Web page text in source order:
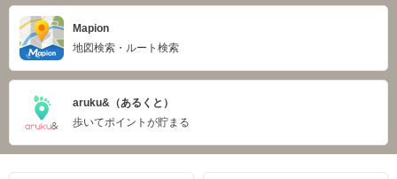
Mapion
地図検索・ルート検索
aruku&（あるくと）
歩いてポイントが貯まる